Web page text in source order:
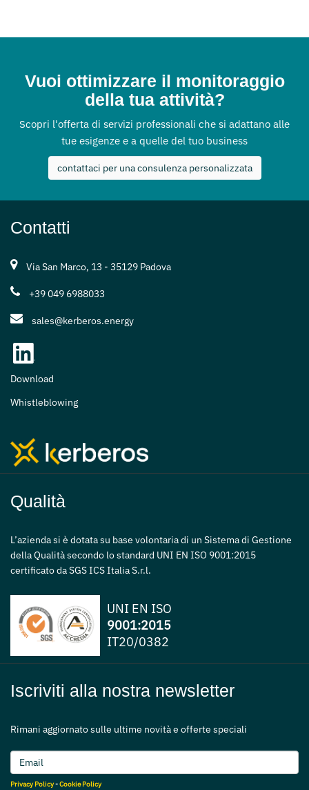
Vuoi ottimizzare il monitoraggio
della tua attività?
Scopri l'offerta di servizi professionali che si adattano alle
tue esigenze e a quelle del tuo business
contattaci per una consulenza personalizzata
Contatti
Via San Marco, 13 - 35129 Padova
+39 049 6988033
sales@kerberos.energy
Download
Whistleblowing
Qualità
L’azienda si è dotata su base volontaria di un Sistema di Gestione
della Qualità secondo lo standard UNI EN ISO 9001:2015
certificato da SGS ICS Italia S.r.l.
UNI EN ISO
9001:2015
IT20/0382
Iscriviti alla nostra newsletter
Rimani aggiornato sulle ultime novità e offerte speciali
Privacy Policy-Cookie Policy